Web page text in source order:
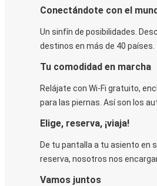
Conectándote con el
Un sinfín de posibilidades.
destinos en más de 40 países.
Tu comodidad en marcha
Relájate con Wi-Fi gratuito,
para las piernas. Así son los
Elige, reserva, ¡viaja!
De tu pantalla a tu asiento en
reserva, nosotros nos
Vamos juntos